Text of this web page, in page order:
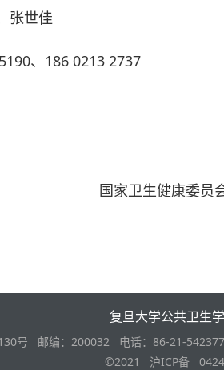
张世佳
、186 0213 2737
国家卫生健康委员
复旦大学公共卫生
号 邮编：200032 电话：86-21-
©2021 沪ICP备